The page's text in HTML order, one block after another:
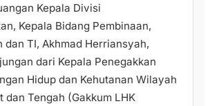
Kepala Divisi
Kepala Bidang Pembinaan,
dan TI, Akhmad Herriansyah,
dari Kepala Penegakkan
Hidup dan Kehutanan Wilayah
dan Tengah (Gakkum LHK